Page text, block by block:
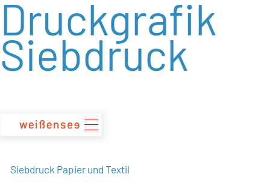
zum
Druckgrafik
Siebdruck
Siebdruck Papier und Textil